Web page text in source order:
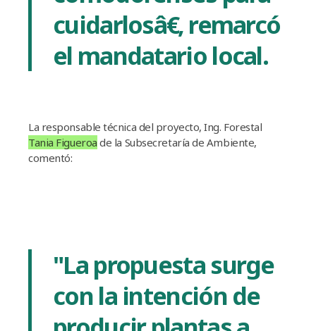
cuidarlosâ€, remarcó
el mandatario local.
La responsable técnica del proyecto, Ing. Forestal
Tania Figueroa de la Subsecretarí­a de Ambiente,
comentó:
"La propuesta surge
con la intención de